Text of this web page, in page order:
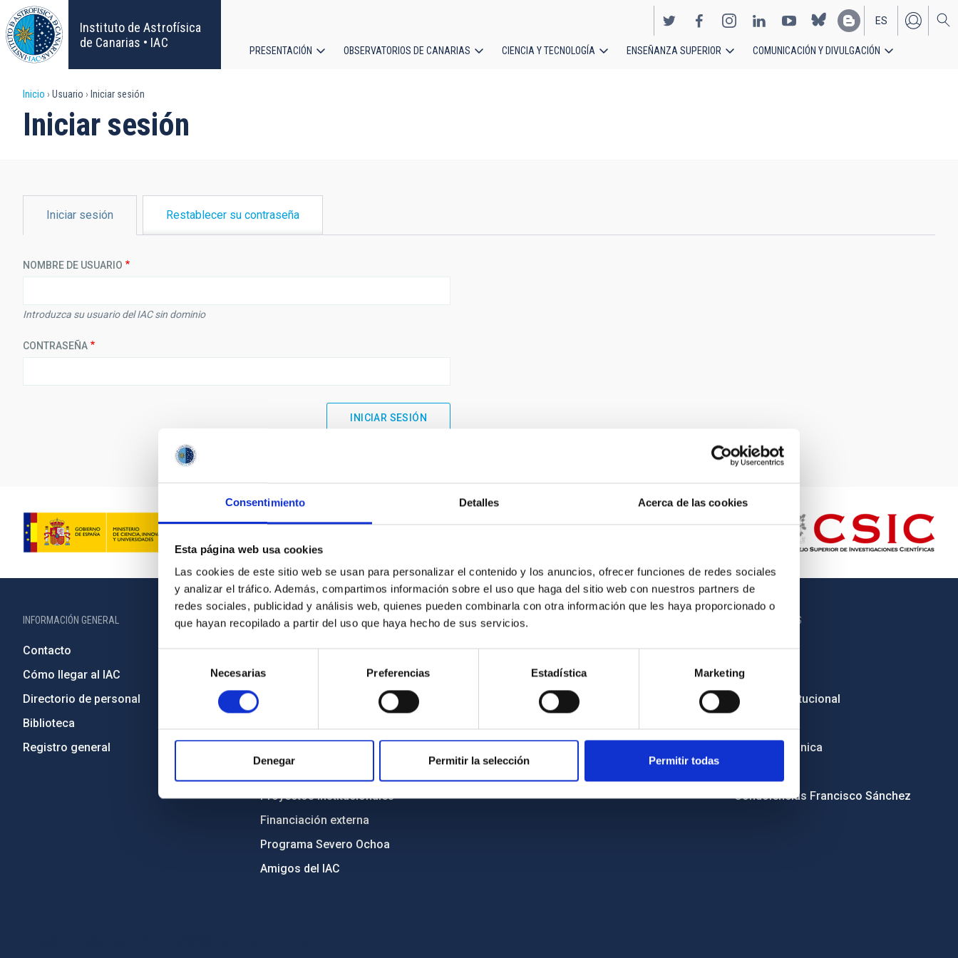
Consentimiento Detalles Acerca de las cookies
Esta página web usa cookies
Las cookies de este sitio web se usan para personalizar el contenido y los anuncios, ofrecer funciones de redes sociales
y analizar el tráfico. Además, compartimos información sobre el uso que haga del sitio web con nuestros partners de
redes sociales, publicidad y análisis web, quienes pueden combinarla con otra información que les haya proporcionado o
que hayan recopilado a partir del uso que haya hecho de sus servicios.
consentimiento
Necesarias Preferencias Estadística Marketing
Denegar Permitir la selección Permitir todas
Pasar
al
contenido
principal
Instituto de Astrofísica
de Canarias • IAC
EN
ES
PRESENTACIÓN OBSERVATORIOS DE CANARIAS CIENCIA Y TECNOLOGÍA ENSEÑANZA SUPERIOR COMUNICACIÓN Y DIVULGACIÓN
Sobrescribir
enlaces
ayuda
a
la
Inicio Usuario Iniciar sesión
Iniciar sesión
PRINCIPALES
Iniciar sesión Restablecer su contraseña
NOMBRE DE USUARIO
Introduzca su usuario del IAC sin dominio
CONTRASEÑA
INFORMACIÓN GENERAL
Contacto
Cómo llegar al IAC
Directorio de personal
Biblioteca
Registro general
INFORMACIÓN INSTITUCIONAL
Legislación
Transparencia
Código ético y política antifraude
Medio Ambiente y Sostenibilidad
Proyectos institucionales
Financiación externa
Programa Severo Ochoa
Amigos del IAC
PORTAL DEL IAC
Mapa web
Políticas de privacidad
Aviso legal
OTROS ENLACES
Empleo
Licitaciones
Imagen institucional
Sede electrónica
Condolencias Francisco Sánchez